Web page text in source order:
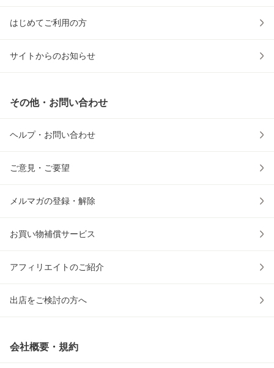
はじめてご利用の方
サイトからのお知らせ
その他・お問い合わせ
ヘルプ・お問い合わせ
ご意見・ご要望
メルマガの登録・解除
お買い物補償サービス
アフィリエイトのご紹介
出店をご検討の方へ
会社概要・規約